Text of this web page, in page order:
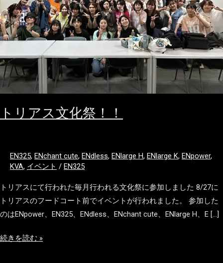
トリアス文化祭！！
EN325, ENchant cute, ENdless, ENlarge H, ENlarge K, ENpower,
KVA, イベント / EN325
トリアスにて行われた毎月行われる文化祭に参加しました 8/27に
トリアスのフードコート前でイベントが行われました。 参加した
のはENpower、EN325、ENdless、ENchant cute、ENlarge H、E […]
化
祭！！
続きを読む »